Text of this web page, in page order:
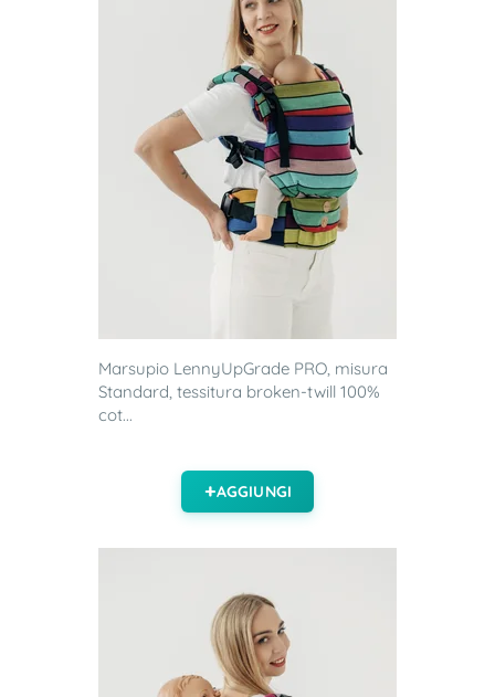
Marsupio LennyUpGrade PRO, misura
Standard, tessitura broken-twill 100%
cot...
AGGIUNGI